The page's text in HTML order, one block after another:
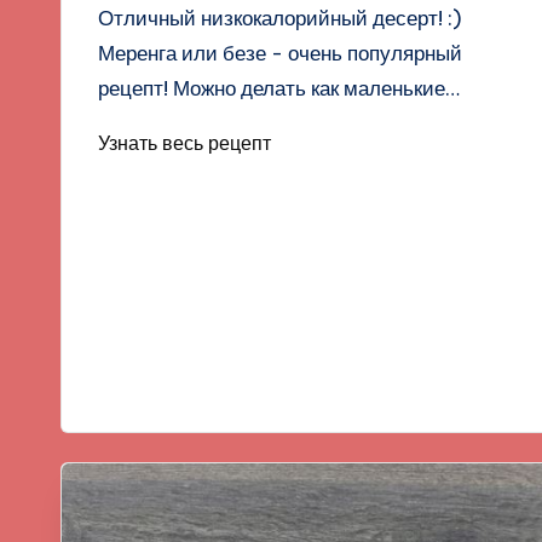
Отличный низкокалорийный десерт! :)
Меренга или безе - очень популярный
рецепт! Можно делать как маленькие…
Узнать весь рецепт